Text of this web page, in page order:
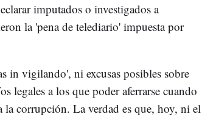
imputados o investigados a
la 'pena de telediario' impuesta por
in vigilando', ni excusas posibles sobre
legales a los que poder aferrarse cuando
la corrupción. La verdad es que, hoy, ni el